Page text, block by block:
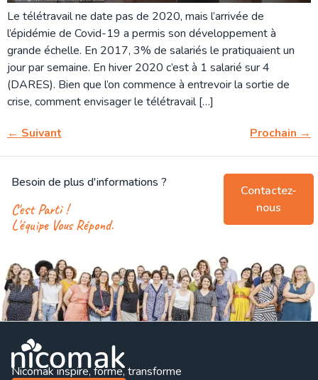
Le télétravail ne date pas de 2020, mais l’arrivée de
l’épidémie de Covid-19 a permis son développement à
grande échelle. En 2017, 3% de salariés le pratiquaient un
jour par semaine. En hiver 2020 c’est à 1 salarié sur 4
(DARES). Bien que l’on commence à entrevoir la sortie de
crise, comment envisager le télétravail […]
← Suivant Prochain →
Besoin de plus d'informations ?
C'est Parti !
L'équipe Vous Répond.
Contactez-
nous
Nicomak inspire, forme, transforme